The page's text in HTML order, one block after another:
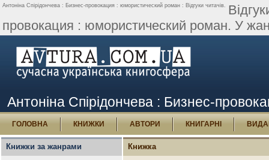
Антоніна Спірідончева : Бизнес-провокация : юмористический роман : Відгуки читачів.
провокация : юмористический роман. У
Антоніна Спірідончева : Бизнес-
ГОЛОВНА КНИЖКИ АВТОРИ КНИГАРНІ
Книжки за жанрами Книжка